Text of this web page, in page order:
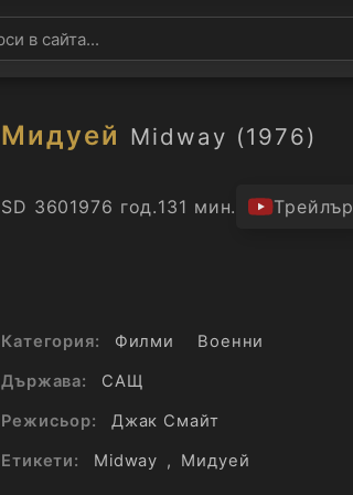
Мидуей Midway (1976)
SD 3601976 год.131 мин. Трейлър
Категория: Филми
Военни
Държава:
САЩ
Режисьор:
Джак Смайт
Етикети:
Midway , Мидуей